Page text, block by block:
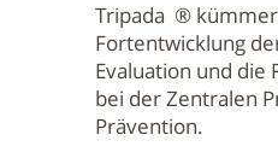
Tripada ®
Fortentwicklung
Evaluation und die
bei der Zentralen
Prävention.